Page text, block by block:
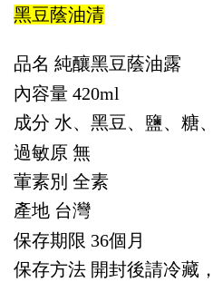
黑豆蔭油清
品名 純釀黑豆蔭油露
內容量 420ml
成分 水、黑豆、鹽、糖
過敏原 無
葷素別 全素
產地 台灣
保存期限 36個月
保存方法 開封後請冷藏